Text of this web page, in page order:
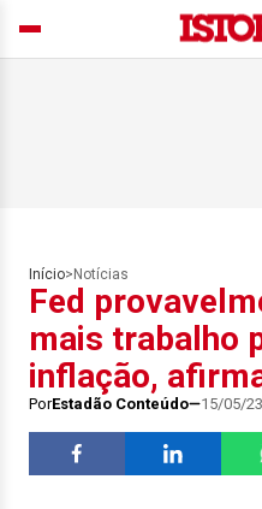
Início> Notícias
Fed
mais trabalho
inflação,
PorEstadão Conteúdo 15/05/